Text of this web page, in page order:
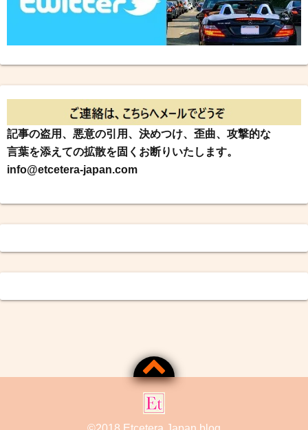
記事の盗用、悪意の引用、決めつけ、歪曲、攻撃的な
言葉を添えての拡散を固くお断りいたします。
info@etcetera-japan.com